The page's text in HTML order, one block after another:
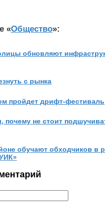
«Общество»:
обновляют
с рынка
пройдет дрифт-фестиваль
почему не стоит
обучают обходчиков в